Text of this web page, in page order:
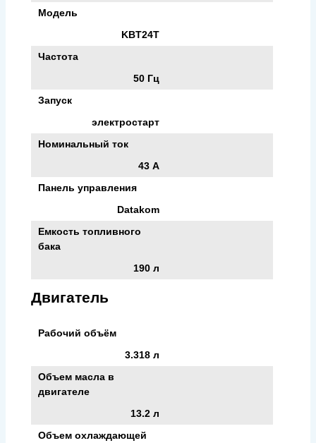
Модель
KBT24T
Частота
50 Гц
Запуск
электростарт
Номинальный ток
43 А
Панель управления
Datakom
Емкость топливного
бака
190 л
Двигатель
Рабочий объём
3.318 л
Объем масла в
двигателе
13.2 л
Объем охлаждающей